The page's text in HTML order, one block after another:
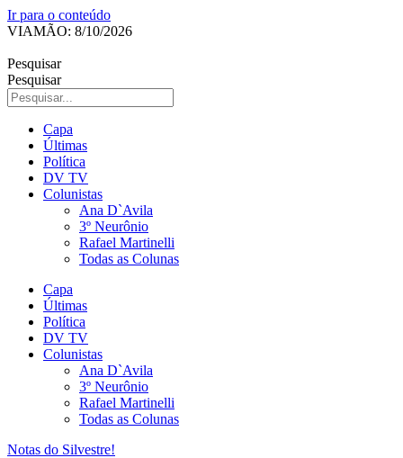
Ir para o conteúdo
VIAMÃO: 8/10/2026
Pesquisar
Pesquisar
Capa
Últimas
Política
DV TV
Colunistas
Ana D`Avila
3º Neurônio
Rafael Martinelli
Todas as Colunas
Capa
Últimas
Política
DV TV
Colunistas
Ana D`Avila
3º Neurônio
Rafael Martinelli
Todas as Colunas
Notas do Silvestre!